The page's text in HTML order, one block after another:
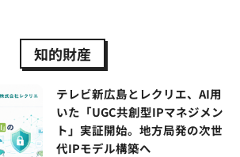
知的財産
テレビ新広島とレクリエ、AI用
いた「UGC共創型IPマネジメン
ト」実証開始。地方局発の次世
代IPモデル構築へ